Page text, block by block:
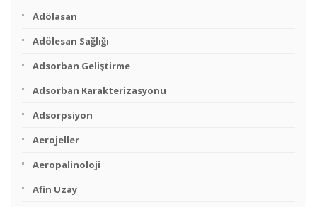
Adölasan
Adölesan Sağlığı
Adsorban Geliştirme
Adsorban Karakterizasyonu
Adsorpsiyon
Aerojeller
Aeropalinoloji
Afin Uzay